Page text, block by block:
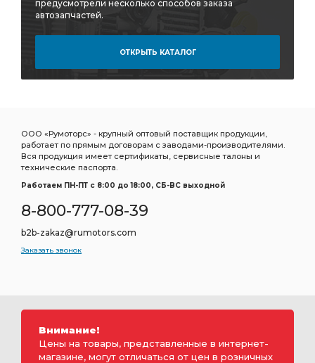
предусмотрели несколько способов заказа
автозапчастей.
ОТКРЫТЬ КАТАЛОГ
ООО «Румоторс» - крупный оптовый поставщик продукции,
работает по прямым договорам с заводами-производителями.
Вся продукция имеет сертификаты, сервисные талоны и
технические паспорта.
Работаем ПН-ПТ c 8:00 до 18:00, СБ-ВС выходной
8-800-777-08-39
b2b-zakaz@rumotors.com
Заказать звонок
Внимание!
Цены на товары, представленные в интернет-
магазине, могут отличаться от цен в розничных